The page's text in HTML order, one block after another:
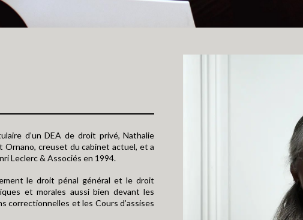
d’un DEA de droit privé, Nathalie
Ornano, creuset du cabinet actuel, et a
Leclerc & Associés en 1994.
le droit pénal général et le droit
et morales aussi bien devant les
correctionnelles et les Cours d’assises